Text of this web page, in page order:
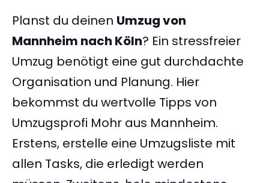
Planst du deinen Umzug von
Mannheim nach Köln? Ein stressfreier
Umzug benötigt eine gut durchdachte
Organisation und Planung. Hier
bekommst du wertvolle Tipps von
Umzugsprofi Mohr aus Mannheim.
Erstens, erstelle eine Umzugsliste mit
allen Tasks, die erledigt werden